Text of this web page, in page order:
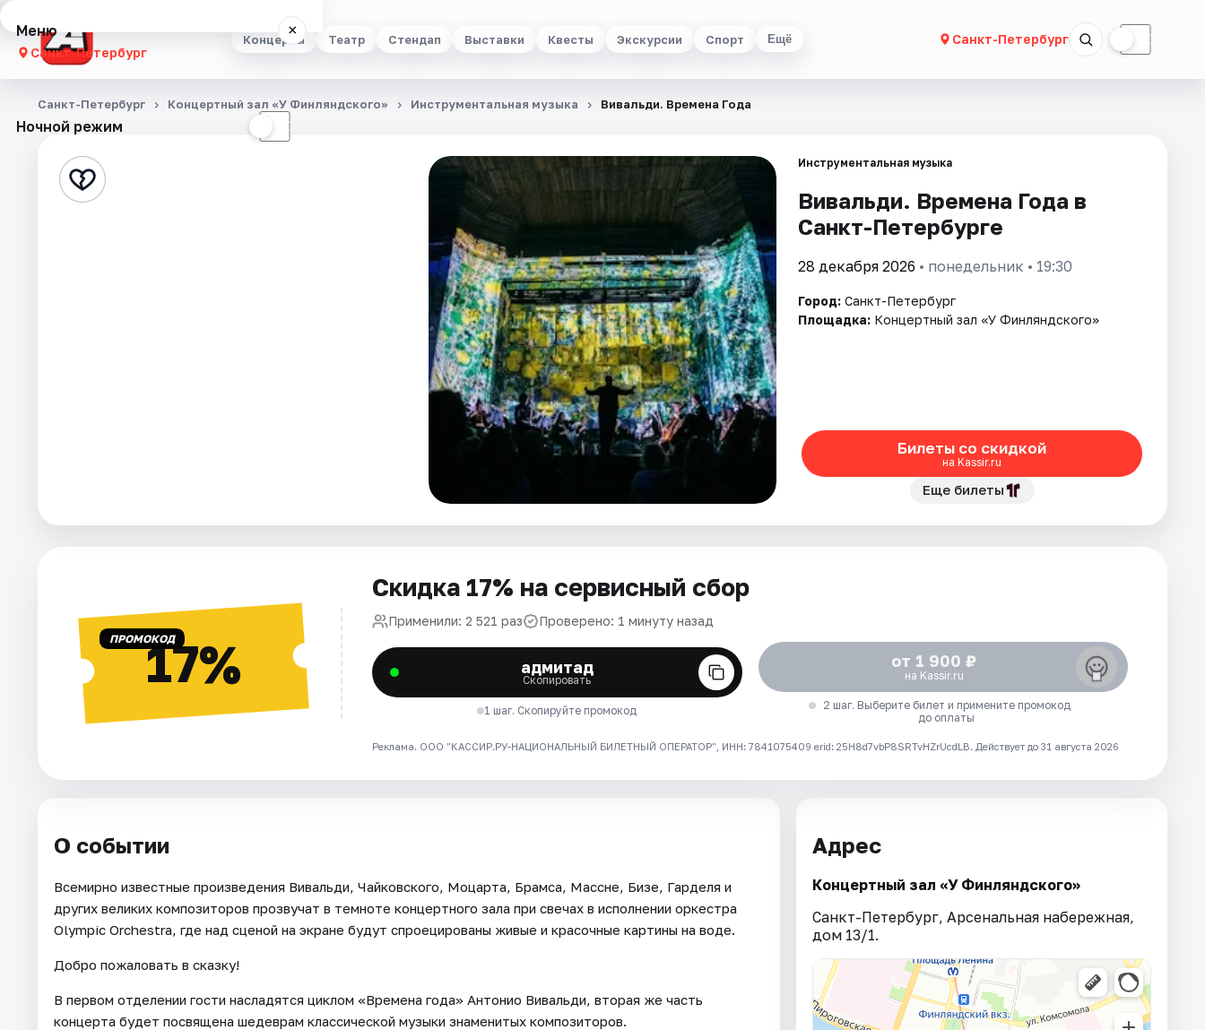
Концерты Театр Стендап Выставки Квесты Экскурсии Спорт Ещё Санкт-Петербург ☾
Меню ×
Санкт-Петербург
Концерты
Стендап
Ночной режим ☾
Санкт-Петербург Концертный зал «У Финляндского» Инструментальная музыка Вивальди. Времена Года
Инструментальная музыка
Вивальди. Времена Года в
Санкт-Петербурге
28 декабря 2026 • понедельник • 19:30
Город: Санкт-Петербург
Площадка: Концертный зал «У Финляндского»
Билеты со скидкой
на Kassir.ru
Еще билеты
ПРОМОКОД17%
Скидка 17% на сервисный сбор
Применили: 2 521 раз Проверено: 1 минуту назад
адмитад
Скопировать
1 шаг. Скопируйте промокод
от 1 900 ₽
на Kassir.ru
2 шаг. Выберите билет и примените промокод
до оплаты
Реклама. ООО "КАССИР.РУ-НАЦИОНАЛЬНЫЙ БИЛЕТНЫЙ ОПЕРАТОР", ИНН: 7841075409 erid: 25H8d7vbP8SRTvHZrUcdLB. Действует до 31 августа 2026
О событии
Всемирно известные произведения Вивальди, Чайковского, Моцарта, Брамса, Массне, Бизе, Гарделя и
других великих композиторов прозвучат в темноте концертного зала при свечах в исполнении оркестра
Olympic Orchestra, где над сценой на экране будут спроецированы живые и красочные картины на воде.
Добро пожаловать в сказку!
В первом отделении гости насладятся циклом «Времена года» Антонио Вивальди, вторая же часть
концерта будет посвящена шедеврам классической музыки знаменитых композиторов.
Адрес
Концертный зал «У Финляндского»
Санкт-Петербург, Арсенальная набережная,
дом 13/1.